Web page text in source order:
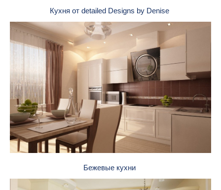
Кухня от detailed Designs by Denise
Бежевые кухни